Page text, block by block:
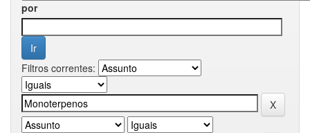
por
Filtros correntes: